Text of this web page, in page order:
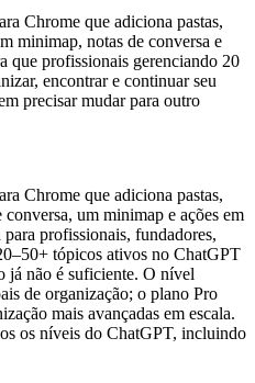
Chrome que adiciona pastas,
minimap, notas de conversa e
que profissionais gerenciando 20
encontrar e continuar seu
precisar mudar para outro
Chrome que adiciona pastas,
conversa, um minimap e ações em
profissionais, fundadores,
tópicos ativos no ChatGPT
já não é suficiente. O nível
de organização; o plano Pro
mais avançadas em escala.
os níveis do ChatGPT, incluindo